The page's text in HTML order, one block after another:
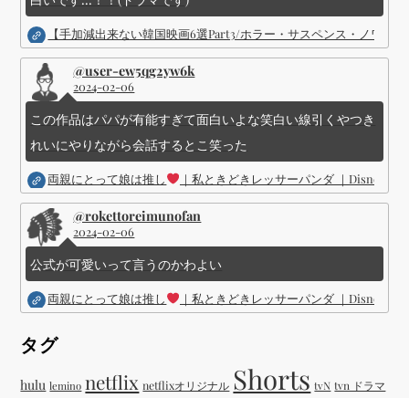
【手加減出来ない韓国映画6選Part3/ホラー・サスペンス・ノワー
@user-ew5qg2yw6k
2024-02-06
この作品はパパが有能すぎて面白いよな笑白い線引くやつき
れいにやりながら会話するとこ笑った
両親にとって娘は推し ｜私ときどきレッサーパンダ ｜Disney (
@rokettoreimunofan
2024-02-06
公式が可愛いって言うのかわよい
両親にとって娘は推し ｜私ときどきレッサーパンダ ｜Disney (
タグ
hulu lemino netflix netflixオリジナル Shorts tvN tvn ドラマ